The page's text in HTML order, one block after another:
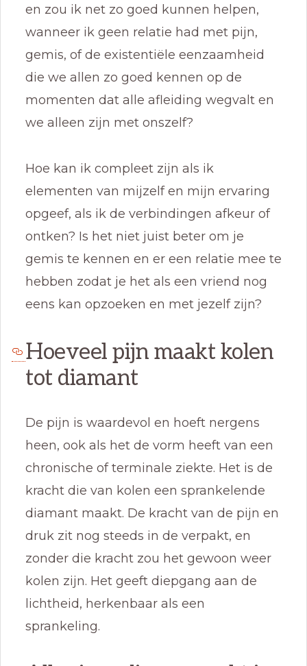
en zou ik net zo goed kunnen helpen,
wanneer ik geen relatie had met pijn,
gemis, of de existentiële eenzaamheid
die we allen zo goed kennen op de
momenten dat alle afleiding wegvalt en
we alleen zijn met onszelf?
Hoe kan ik compleet zijn als ik
elementen van mijzelf en mijn ervaring
opgeef, als ik de verbindingen afkeur of
ontken? Is het niet juist beter om je
gemis te kennen en er een relatie mee te
hebben zodat je het als een vriend nog
eens kan opzoeken en met jezelf zijn?
Hoeveel pijn maakt kolen
tot diamant
De pijn is waardevol en hoeft nergens
heen, ook als het de vorm heeft van een
chronische of terminale ziekte. Het is de
kracht die van kolen een sprankelende
diamant maakt. De kracht van de pijn en
druk zit nog steeds in de verpakt, en
zonder die kracht zou het gewoon weer
kolen zijn. Het geeft diepgang aan de
lichtheid, herkenbaar als een
sprankeling.